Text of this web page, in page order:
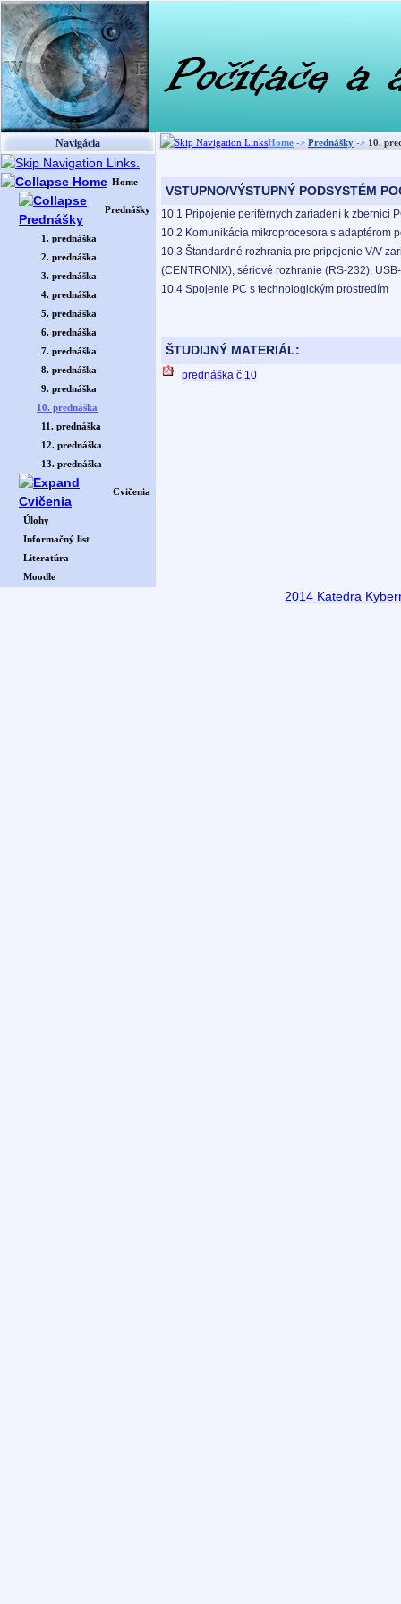
Navigácia
Home
Prednášky
1. prednáška
2. prednáška
3. prednáška
4. prednáška
5. prednáška
6. prednáška
7. prednáška
8. prednáška
9. prednáška
10. prednáška
11. prednáška
12. prednáška
13. prednáška
Cvičenia
Úlohy
Informačný list
Literatúra
Moodle
Home -> Prednášky -> 10.
VSTUPNO/VÝSTUPNÝ PODSYSTÉM
10.1 Pripojenie periférnych zariadení k zbernici
10.2 Komunikácia mikroprocesora s adaptérom
10.3 Štandardné rozhrania pre pripojenie V/V
(CENTRONIX), sériové rozhranie (RS-232),
10.4 Spojenie PC s technologickým prostredím
ŠTUDIJNÝ MATERIÁL:
prednáška č.10
2014 Katedra